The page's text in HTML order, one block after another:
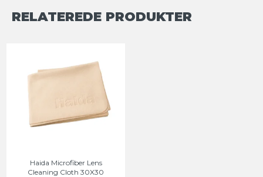
RELATEREDE PRODUKTER
Haida Microfiber Lens
Cleaning Cloth 30X30